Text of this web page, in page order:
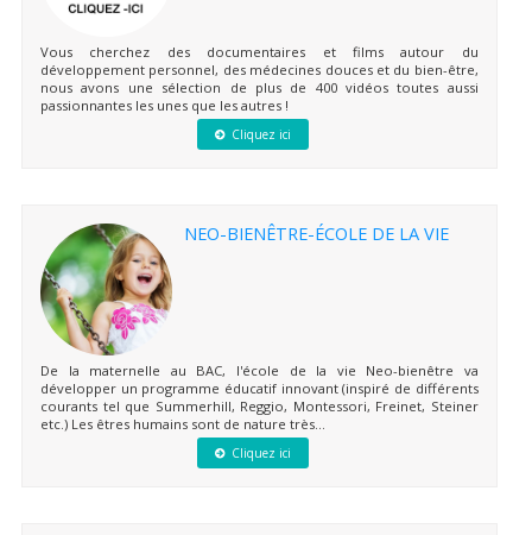
Vous cherchez des documentaires et films autour du
développement personnel, des médecines douces et du bien-être,
nous avons une sélection de plus de 400 vidéos toutes aussi
passionnantes les unes que les autres !
Cliquez ici
NEO-BIENÊTRE-ÉCOLE DE LA VIE
De la maternelle au BAC, l'école de la vie Neo-bienêtre va
développer un programme éducatif innovant (inspiré de différents
courants tel que Summerhill, Reggio, Montessori, Freinet, Steiner
etc.) Les êtres humains sont de nature très...
Cliquez ici